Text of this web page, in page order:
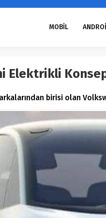
MOBİL
Elektrikli
birisi olan